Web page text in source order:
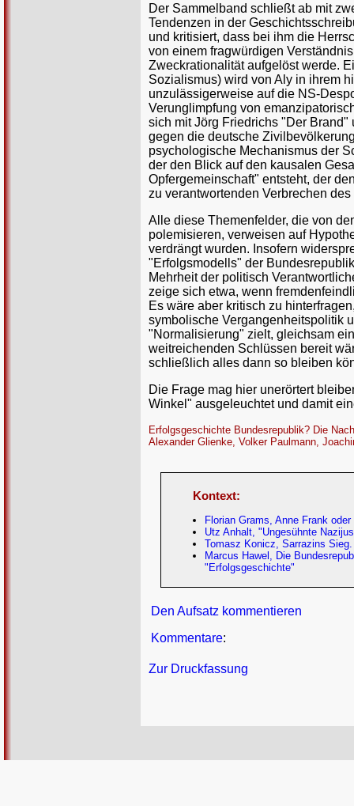
Der Sammelband schließt ab mit
Tendenzen in der
und kritisiert, dass bei ihm die
von einem fragwürdigen
Zweckrationalität aufgelöst werde.
Sozialismus) wird von Aly in ihrem
unzulässigerweise auf die NS-
Verunglimpfung von
sich mit Jörg Friedrichs "Der
gegen die deutsche
psychologische Mechanismus der
der den Blick auf den kausalen
Opfergemeinschaft" entsteht, der
zu verantwortenden Verbrechen
Alle diese Themenfelder, die von
polemisieren, verweisen auf
verdrängt wurden. Insofern
"Erfolgsmodells" der
Mehrheit der politisch
zeige sich etwa, wenn
Es wäre aber kritisch zu
symbolische Vergangenheitspolitik
"Normalisierung" zielt, gleichsam
weitreichenden Schlüssen bereit
schließlich alles dann so bleiben
Die Frage mag hier unerörtert
Winkel" ausgeleuchtet und damit
Erfolgsgeschichte Bundesrepublik? Die
Alexander Glienke, Volker Paulmann,
Kontext:
Florian Grams, Anne Frank
Utz Anhalt, "Ungesühnte
Tomasz Konicz, Sarrazins Sieg.
Marcus Hawel, Die
"Erfolgsgeschichte"
Den Aufsatz kommentieren
Kommentare:
Zur Druckfassung